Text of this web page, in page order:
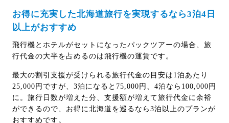
お得に充実した北海道旅行を実現するなら3泊4日
以上がおすすめ
飛行機とホテルがセットになったパックツアーの場合、旅
行代金の大半を占めるのは飛行機の運賃です。
最大の割引支援が受けられる旅行代金の目安は1泊あたり
25,000円ですが、3泊になると75,000円、4泊なら100,000円
に。旅行日数が増えた分、支援額が増えて旅行代金に余裕
ができるので、お得に北海道を巡るなら3泊以上のプランが
おすすめです。